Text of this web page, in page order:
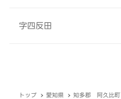
字四反田
トップ 愛知県 知多郡 阿久比町